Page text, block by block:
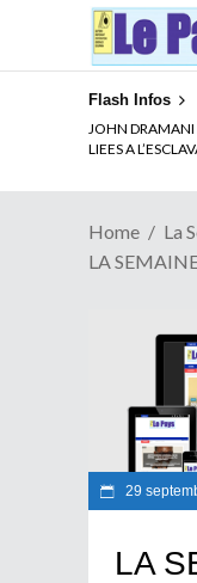
Flash Infos
JOHN
LIEES A
Home
La
LA
29
LA